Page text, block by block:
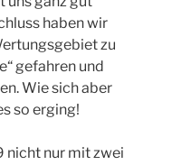
haben wir
zu
gefahren und
Wie sich aber
so erging!
nicht nur mit zwei